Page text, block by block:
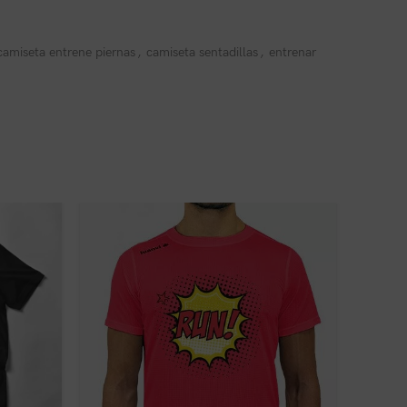
por encima del dibujo.
entrene piernas , camiseta sentadillas , entrenar